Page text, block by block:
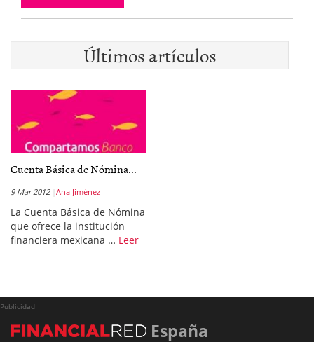
Últimos artículos
Cuenta Básica de Nómina...
9 Mar 2012 Ana Jiménez
La Cuenta Básica de Nómina
que ofrece la institución
financiera mexicana … Leer
Publicidad
España